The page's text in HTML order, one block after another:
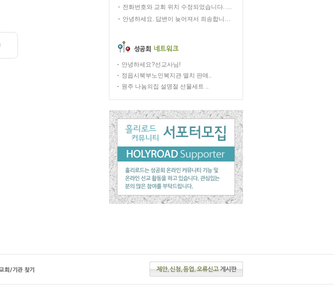
전화번호와 교회 위치 수정되었습니다. 혹 잘못된 부분이 있으면 언제든 글 남겨주세요. 감사합니다.
안녕하세요. 답변이 늦어져서 죄송합니다. 현재 연동 교회 홈페이지 제작 지원을 중지한 상태입니다. 추후 여력이 되면 또 할 계획입니다만 좀 시간이 많이 걸릴것 같습니다. (개인적으로 제작 운영하는 곳이다보니 기복이 좀 심합니다. 이점 죄송한 말씀 드립니다.) 현재 캐나다에 체류중이어서 전화 통화는 안됩니다. 궁금하신 사항은 메일(wisetree93@naver.com)이나 게시판에 문의해주세요. 감사합니다.
안녕하세요?선교사님!
정읍시북부노인복지관 멸치 판매..
원주 나눔의집 설명절 선물세트 ..